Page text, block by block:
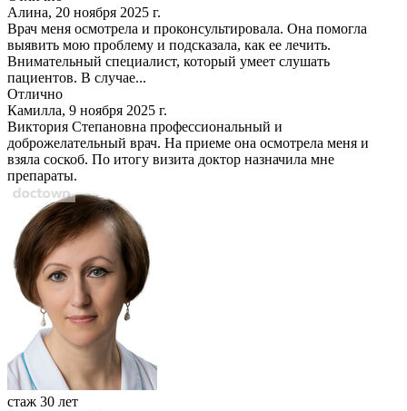
Алина, 20 ноября 2025 г.
Врач меня осмотрела и проконсультировала. Она помогла
выявить мою проблему и подсказала, как ее лечить.
Внимательный специалист, который умеет слушать
пациентов. В случае...
Отлично
Камилла, 9 ноября 2025 г.
Виктория Степановна профессиональный и
доброжелательный врач. На приеме она осмотрела меня и
взяла соскоб. По итогу визита доктор назначила мне
препараты.
стаж 30 лет